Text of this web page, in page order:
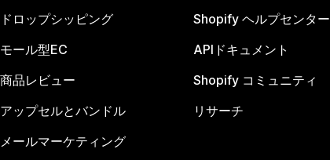
ドロップシッピング
モール型EC
商品レビュー
アップセルとバンドル
メールマーケティング
Shopify ヘルプセンター
APIドキュメント
Shopify コミュニティ
リサーチ